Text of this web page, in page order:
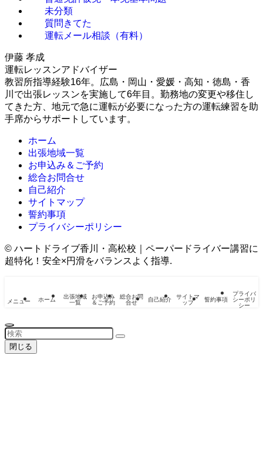
未分類
質問きてた
運転メール相談（有料）
伊藤 孝成
運転レッスンアドバイザー
教習所指導経験16年。広島・岡山・愛媛・高知・徳島・香
川で出張レッスンを実施して6年目。勤務地の変更や移住し
てきた方、地元で急に運転が必要になった方の運転練習を助
手席からサポートしています。
ホーム
出張地域一覧
お申込み＆ご予約
総合お問合せ
自己紹介
サイトマップ
誓約事項
プライバシーポリシー
© ハートドライブ香川・高松校｜ペーパードライバー講習に
超特化！安全×円滑をバランスよく指導.
メニュー ホーム
出張地域
一覧
お申込み
＆ご予約
総合お問
合せ
自己紹介
サイトマ
ップ
誓約事項
プライバ
シーポリ
シー
閉じる